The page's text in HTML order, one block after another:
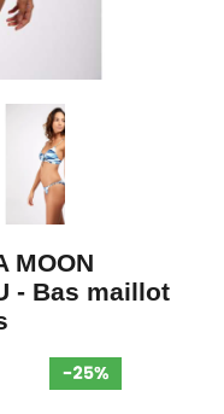
MOON
- Bas maillot